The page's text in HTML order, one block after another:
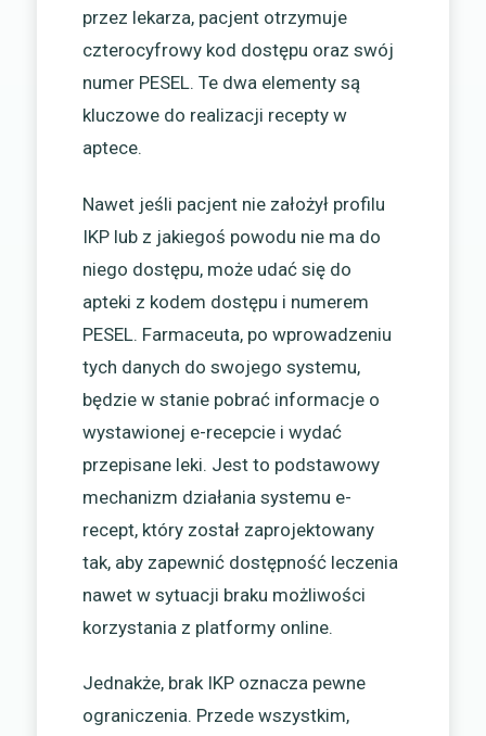
przez lekarza, pacjent otrzymuje
czterocyfrowy kod dostępu oraz swój
numer PESEL. Te dwa elementy są
kluczowe do realizacji recepty w
aptece.
Nawet jeśli pacjent nie założył profilu
IKP lub z jakiegoś powodu nie ma do
niego dostępu, może udać się do
apteki z kodem dostępu i numerem
PESEL. Farmaceuta, po wprowadzeniu
tych danych do swojego systemu,
będzie w stanie pobrać informacje o
wystawionej e-recepcie i wydać
przepisane leki. Jest to podstawowy
mechanizm działania systemu e-
recept, który został zaprojektowany
tak, aby zapewnić dostępność leczenia
nawet w sytuacji braku możliwości
korzystania z platformy online.
Jednakże, brak IKP oznacza pewne
ograniczenia. Przede wszystkim,